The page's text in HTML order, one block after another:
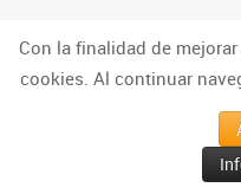
Torneos de Ajedrez
Con la finalidad de
cookies. Al continuar